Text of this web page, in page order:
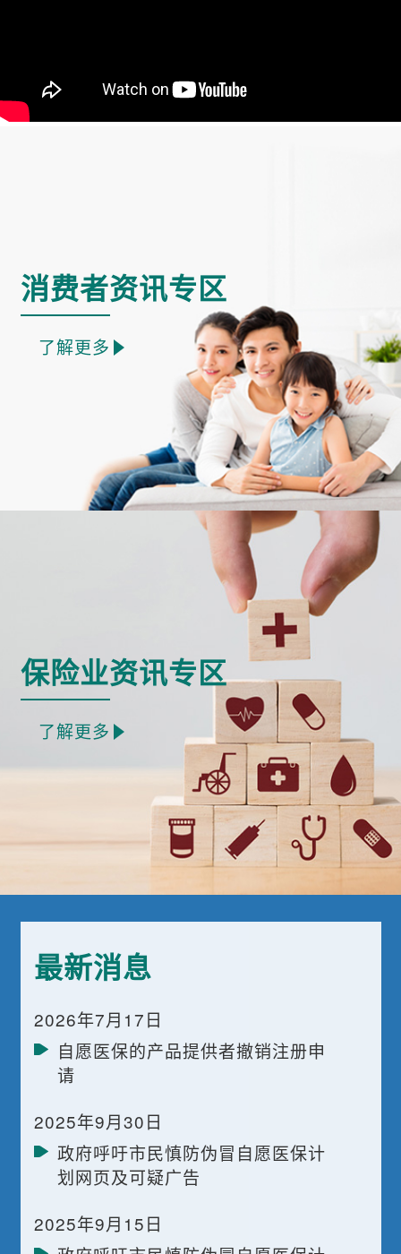
消费者资讯专区
了解更多
保险业资讯专区
了解更多
最新消息
2026年7月17日
自愿医保的产品提供者撤销注册申
请
2025年9月30日
政府呼吁市民慎防伪冒自愿医保计
划网页及可疑广告
2025年9月15日